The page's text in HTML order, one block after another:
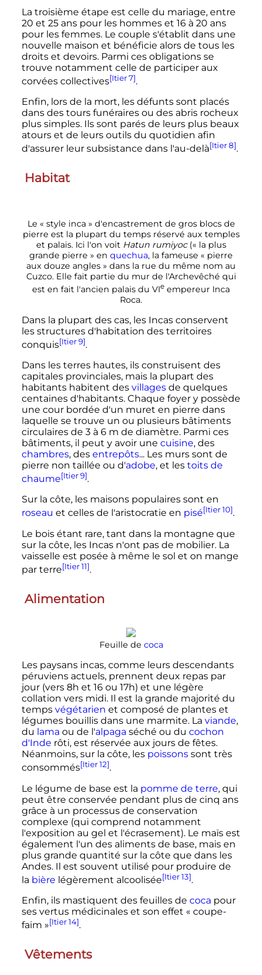
La troisième étape est celle du mariage, entre
20 et 25 anspour les hommes et 16 à 20 ans
pour les femmes. Le couple s'établit dans une
nouvelle maison et bénéficie alors de tous les
droits et devoirs. Parmi ces obligations se
trouve notamment celle de participer aux
corvées collectives[Itier 7].
Enfin, lors de la mort, les défunts sont placés
dans des tours funéraires ou des abris rocheux
plus simples. Ils sont parés de leurs plus beaux
atours et de leurs outils du quotidien afin
d'assurer leur subsistance dans l'au-delà[Itier 8].
Habitat
Le « style inca » d'encastrement de gros blocs de
pierre est la plupart du temps réservé aux temples
et palais. Ici l'on voit Hatun rumiyoc(« la plus
grande pierre » en quechua, la fameuse « pierre
aux douze angles » dans la rue du même nom au
Cuzco. Elle fait partie du mur de l'Archevêché qui
est en fait l'ancien palais du VIe empereur Inca
Roca.
Dans la plupart des cas, les Incas conservent
les structures d'habitation des territoires
conquis[Itier 9].
Dans les terres hautes, ils construisent des
capitales provinciales, mais la plupart des
habitants habitent des villagesde quelques
centaines d'habitants. Chaque foyer y possède
une cour bordée d'un muret en pierre dans
laquelle se trouve un ou plusieurs bâtiments
circulaires de 3 à 6 m de diamètre. Parmi ces
bâtiments, il peut y avoir une cuisine, des
chambres, des entrepôts... Les murs sont de
pierre non taillée ou d'adobe, et les toits de
chaume[Itier 9].
Sur la côte, les maisons populaires sont en
roseau et celles de l'aristocratie en pisé[Itier 10].
Le bois étant rare, tant dans la montagne que
sur la côte, les Incas n'ont pas de mobilier. La
vaisselle est posée à même le sol et on mange
par terre[Itier 11].
Alimentation
Feuille de coca
Les paysans incas, comme leurs descendants
péruviens actuels, prennent deux repas par
jour (vers 8h et 16 ou 17h) et une légère
collation vers midi. Il est la grande majorité du
temps végétarien et composé de plantes et
légumes bouillis dans une marmite. La viande,
du lama ou de l'alpaga séché ou du cochon
d'Inde rôti, est réservée aux jours de fêtes.
Néanmoins, sur la côte, les poissonssont très
consommés[Itier 12].
Le légume de base est la pomme de terre, qui
peut être conservée pendant plus de cinq ans
grâce à un processus de conservation
complexe (qui comprend notamment
l'exposition au gel et l'écrasement). Le maïs est
également l'un des aliments de base, mais en
plus grande quantité sur la côte que dans les
Andes. Il est souvent utilisé pour produire de
la bière légèrement alcoolisée[Itier 13].
Enfin, ils mastiquent des feuilles de coca pour
ses vertus médicinales et son effet « coupe-
faim »[Itier 14].
Vêtements